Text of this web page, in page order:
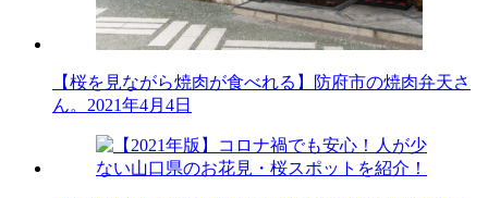
【桜を見ながら焼肉が食べれる】防府市の焼肉弁天さ
ん。 2021年4月4日